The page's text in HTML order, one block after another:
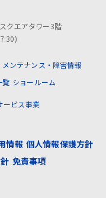
クエアタワー3階
メンテナンス・障害情報
覧 ショールーム
ービス事業
情報 個人情報保護方針
免責事項